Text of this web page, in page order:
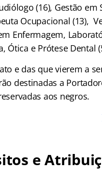
(16), Gestão em
Ocupacional (13),
Enfermagem,
Ótica e Prótese Dental
e das que vierem a
destinadas a
aos negros.
e